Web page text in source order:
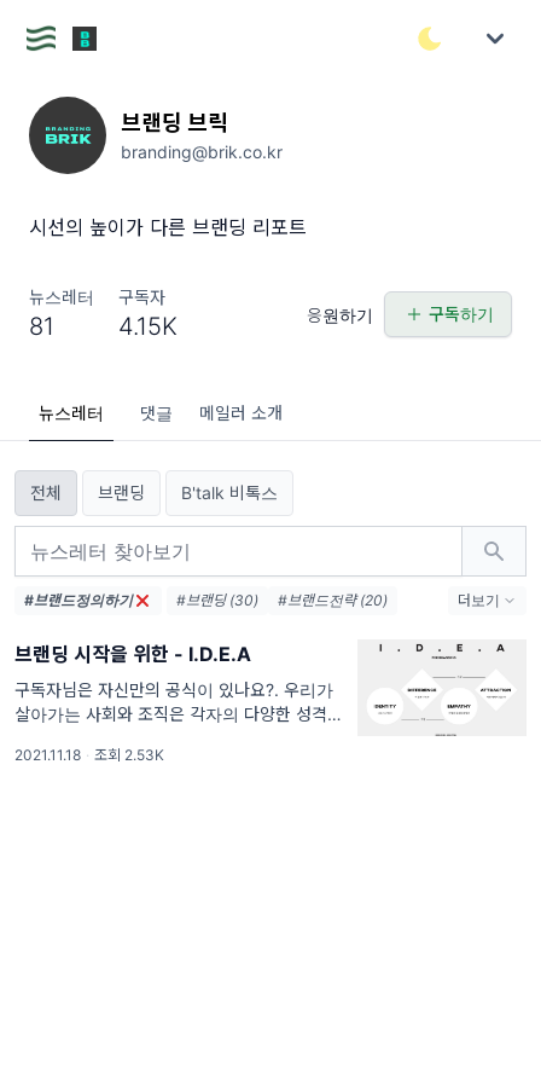
브랜딩 브릭
branding@brik.co.kr
시선의 높이가 다른 브랜딩 리포트
뉴스레터
81
구독자
4.15K 응원하기 구독하기
뉴스레터 댓글 메일러 소개
전체 브랜딩 B'talk 비톡스
#브랜드정의하기 #브랜딩 (30)
#브랜드전략 (20)
#브랜드스토리 (8)
#브랜드리뉴얼 (7)
#브랜드이미지 (7)
#브랜드아이덴티티 (5)
더보기
브랜딩 시작을 위한 - I.D.E.A
구독자님은 자신만의 공식이 있나요?. 우리가
살아가는 사회와 조직은 각자의 다양한 성격과
다양성만큼이나 저마다의 방법과 방식으로 살
2021.11.18 · 조회 2.53K